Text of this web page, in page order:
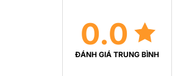
0.0
ĐÁNH GIÁ TRUNG BÌNH